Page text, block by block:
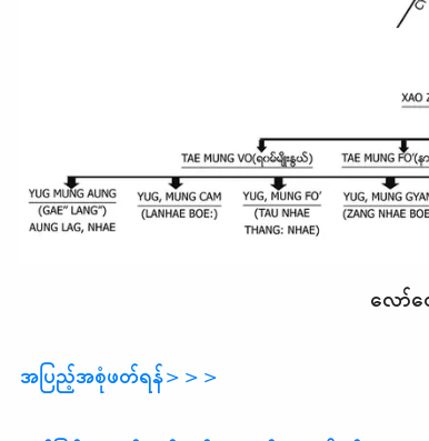
လော်ဝေါ်မျိုးနွယ်စုတို့၏ မျိုးနွ
အပြည့်အစုံဖတ်ရန်>>>